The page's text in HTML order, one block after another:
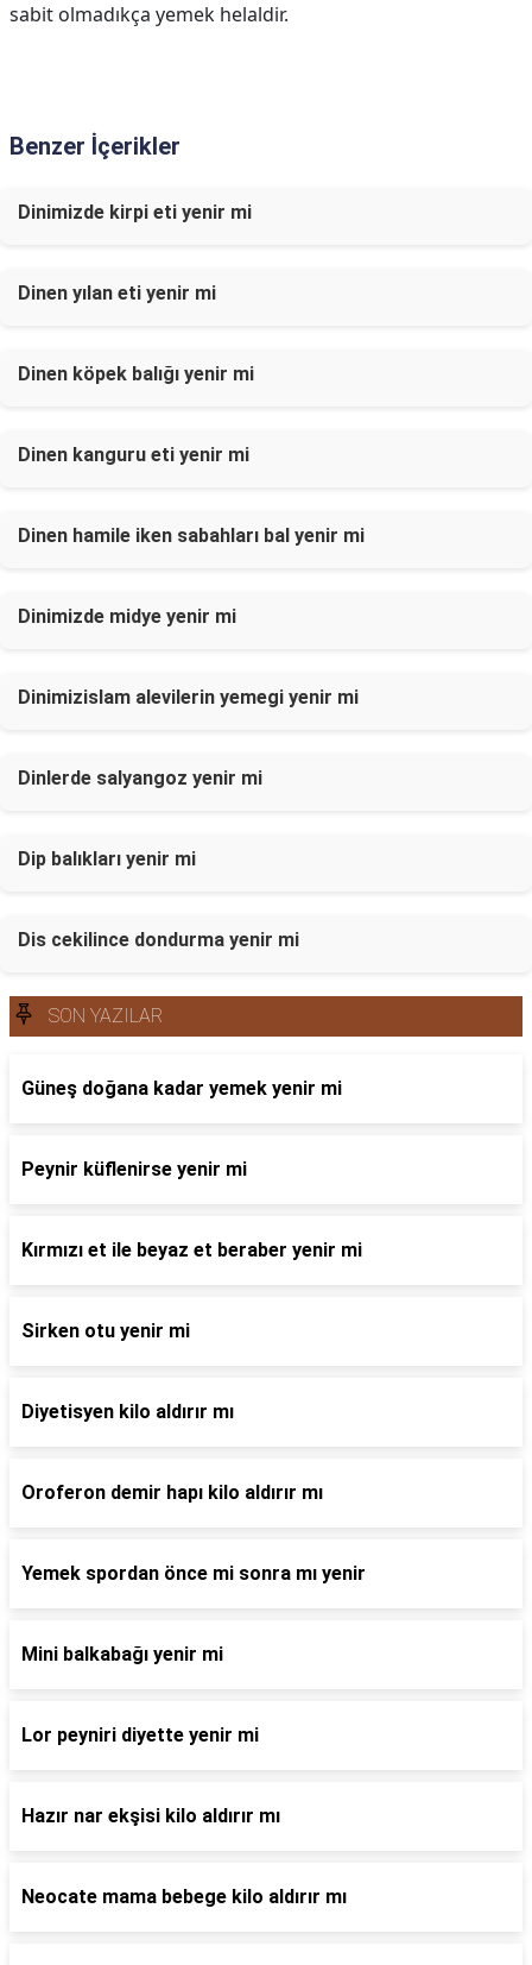
sabit olmadıkça yemek helaldir.
Benzer İçerikler
Dinimizde kirpi eti yenir mi
Dinen yılan eti yenir mi
Dinen köpek balığı yenir mi
Dinen kanguru eti yenir mi
Dinen hamile iken sabahları bal yenir mi
Dinimizde midye yenir mi
Dinimizislam alevilerin yemegi yenir mi
Dinlerde salyangoz yenir mi
Dip balıkları yenir mi
Dis cekilince dondurma yenir mi
SON YAZILAR
Güneş doğana kadar yemek yenir mi
Peynir küflenirse yenir mi
Kırmızı et ile beyaz et beraber yenir mi
Sirken otu yenir mi
Diyetisyen kilo aldırır mı
Oroferon demir hapı kilo aldırır mı
Yemek spordan önce mi sonra mı yenir
Mini balkabağı yenir mi
Lor peyniri diyette yenir mi
Hazır nar ekşisi kilo aldırır mı
Neocate mama bebege kilo aldırır mı